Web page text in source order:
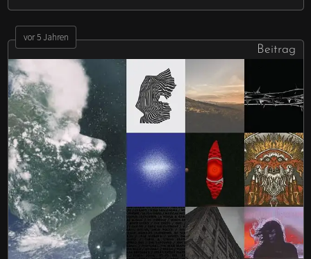
vor 5 Jahren
Beitrag